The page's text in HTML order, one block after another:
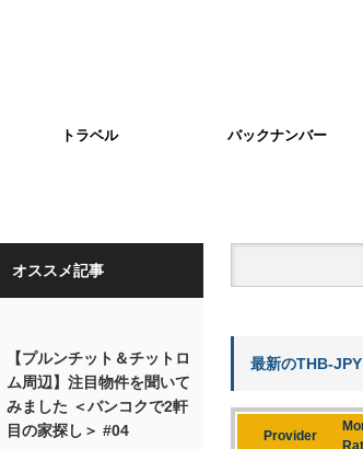
トラベル バックナンバー
オススメ記事
【プルンチット＆チットロ
ム周辺】注目物件を聞いて
みました ＜バンコクで2軒
目の家探し＞ #04
最新のTHB-JPY